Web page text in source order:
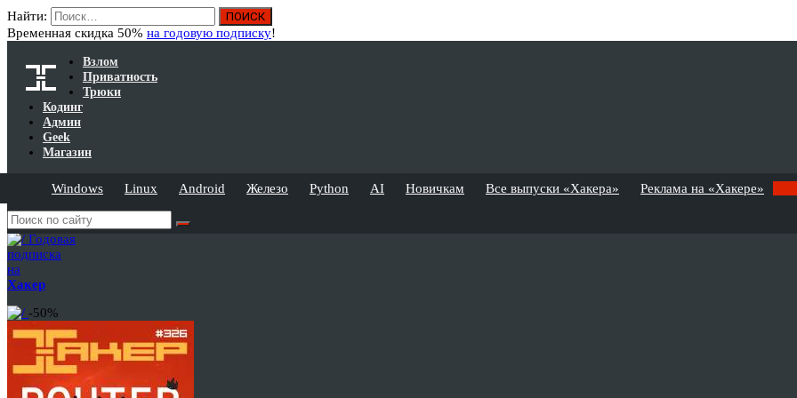
Найти:
Временная скидка 50% на годовую подписку!
Взлом
Приватность
Трюки
Кодинг
Админ
Geek
Магазин
Windows Linux Android Железо Python AI Новичкам Все выпуски «Хакера» Реклама на «Хакере»
Годовая
подписка
на
Хакер
-50%